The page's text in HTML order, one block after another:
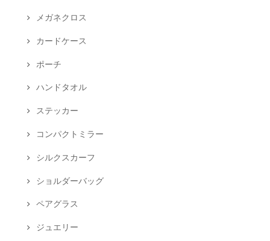
メガネクロス
カードケース
ポーチ
ハンドタオル
ステッカー
コンパクトミラー
シルクスカーフ
ショルダーバッグ
ペアグラス
ジュエリー